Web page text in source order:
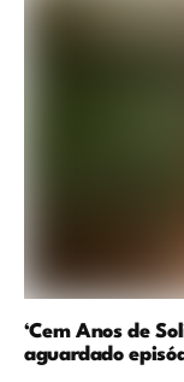
‘Cem Anos de
aguardado